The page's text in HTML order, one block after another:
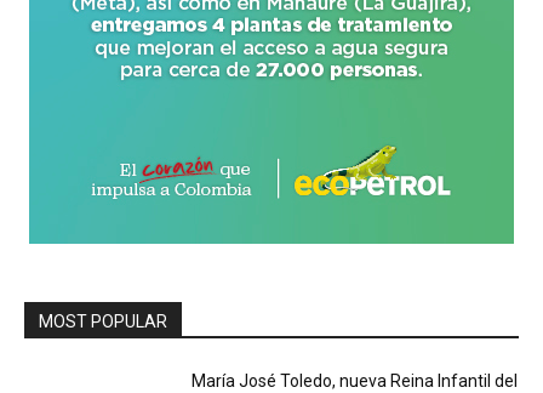
MOST POPULAR
María José Toledo, nueva Reina Infantil del